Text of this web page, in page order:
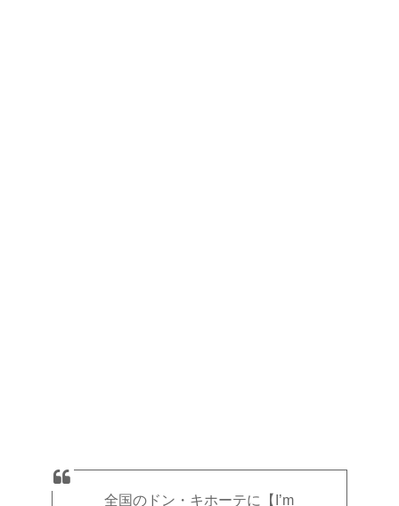
全国のドン・キホーテに【I’m